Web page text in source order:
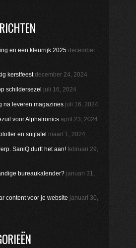
en een kleurrijk 2025 december
kerstfeest december 24, 2024
schildersezel juli 16, 2024
na leveren magazines juli 16, 2024
voor Alphatronics april 23, 2024
en snijtafel maart 1, 2024
SaniQ durft het aan! februari 29,
bureaukalender? januari 31,
content voor je website januari 30,